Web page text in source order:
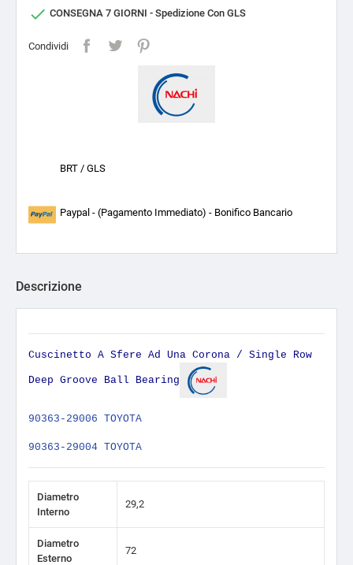
 CONSEGNA 7 GIORNI - Spedizione Con GLS
Condividi
BRT / GLS
Paypal - (Pagamento Immediato) - Bonifico Bancario
Descrizione
Cuscinetto A Sfere Ad Una Corona / Single Row
Deep Groove Ball Bearing
90363-29006 TOYOTA
90363-29004 TOYOTA
Diametro
Interno
29,2
Diametro
Esterno
72